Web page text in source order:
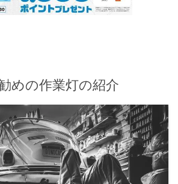
めの作業灯の紹介